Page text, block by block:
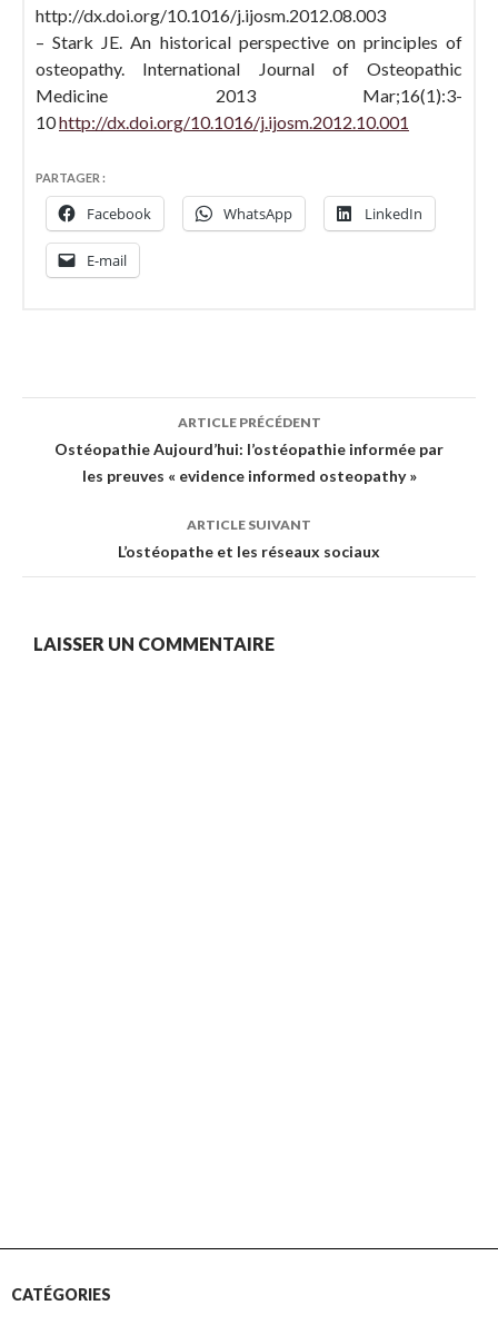
http://dx.doi.org/10.1016/j.ijosm.2012.08.003
– Stark JE. An historical perspective on principles of
osteopathy. International Journal of Osteopathic
Medicine 2013 Mar;16(1):3-
10http://dx.doi.org/10.1016/j.ijosm.2012.10.001
PARTAGER :
Facebook WhatsApp LinkedIn
E-mail
des
articles
ARTICLE PRÉCÉDENT
Ostéopathie Aujourd’hui: l’ostéopathie informée par
les preuves « evidence informed osteopathy »
ARTICLE SUIVANT
L’ostéopathe et les réseaux sociaux
LAISSER UN COMMENTAIRE
CATÉGORIES